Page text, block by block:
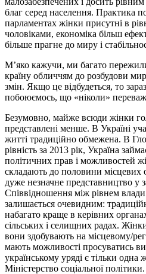
благ серед населення. Практика
парламентах жінки присутні в
чоловіками, економіка більш
більше прагне до миру і
М’яко кажучи, ми багато
країну обличчям до розбудови
змін. Якщо це відбудеться, то
побоюємось, що «ніколи»
Безумовно, майже всюди жінки
представлені менше. В Україні
житті традиційно обмежена. В
рівність за 2013 рік, Україна
політичних прав і можливостей
складають до половини місцевих
дуже незначне представництво у
Співвідношення між рівнем
залишається очевидним:
набагато краще в керівних
сільських і селищних радах.
вони здобувають на місцевому/
мають можливості просуватись
українському уряді є тільки одна
Міністерство соціальної політики.